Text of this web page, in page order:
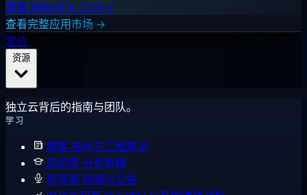
部署 MikroTik CHR →
查看完整应用市场 →
定价
独立云背后的指南与团队。
学习
博客指南与工程笔记
知识库 分步教程
新闻室 新闻与公告